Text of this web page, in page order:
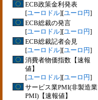
ECB政策金利発表
[ユーロドル][ユーロ円]
ECB総裁の発言
[ユーロドル][ユーロ円]
ECB総裁記者会見
[ユーロドル][ユーロ円]
消費者物価指数【速報
値】
[ユーロドル][ユーロ円]
サービス業PMI(非製造業
PMI)【速報値】